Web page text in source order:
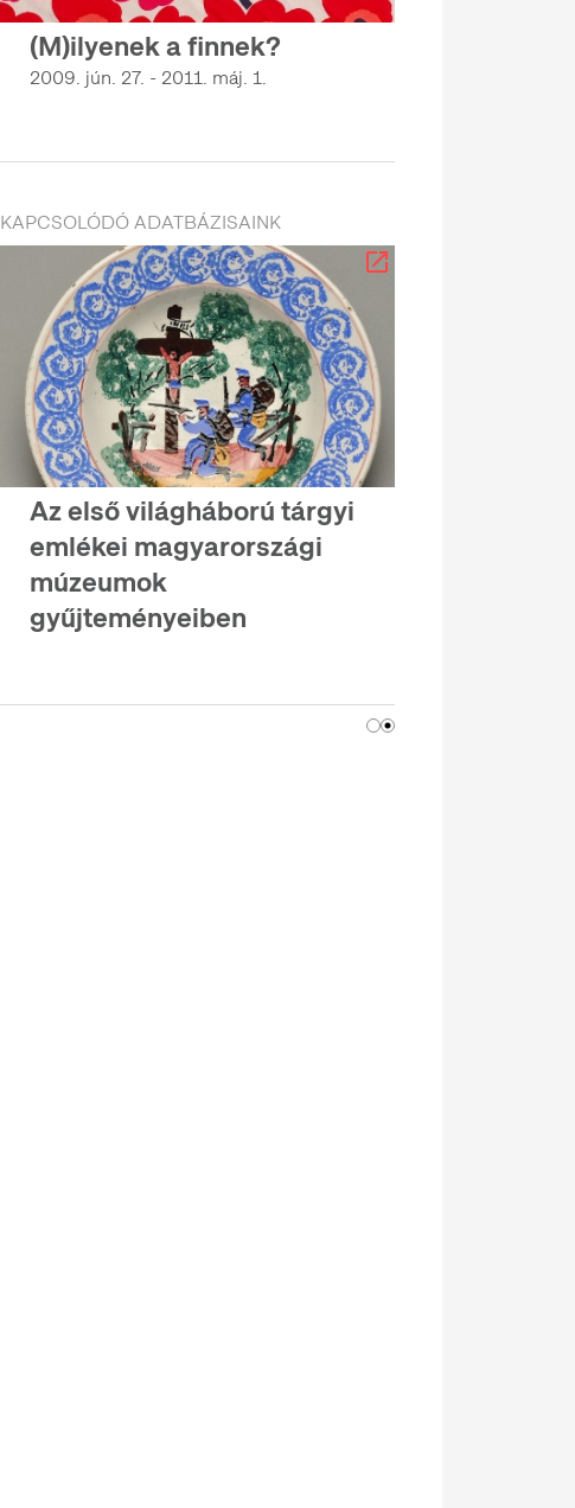
(M)ilyenek a finnek?
2009. jún. 27. - 2011. máj. 1.
KAPCSOLÓDÓ ADATBÁZISAINK
Az első világháború tárgyi
emlékei magyarországi
múzeumok
gyűjteményeiben